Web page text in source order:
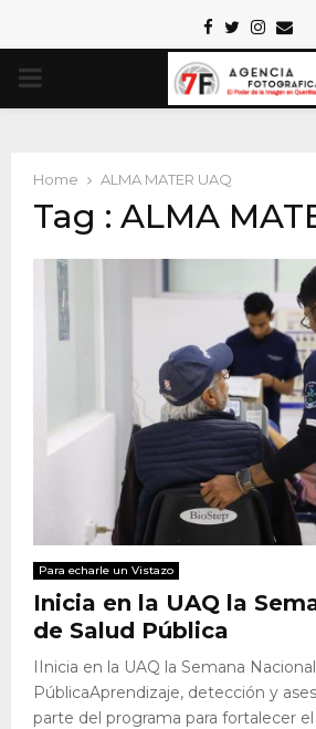
Facebook
Twitter
PRIMARY
Home ALMA MATER UAQ
Tag : ALMA
Para echarle un Vistazo
Inicia en la UAQ la
de Salud Pública
IInicia en la UAQ la Semana
PúblicaAprendizaje, detección y
parte del programa para fortalecer